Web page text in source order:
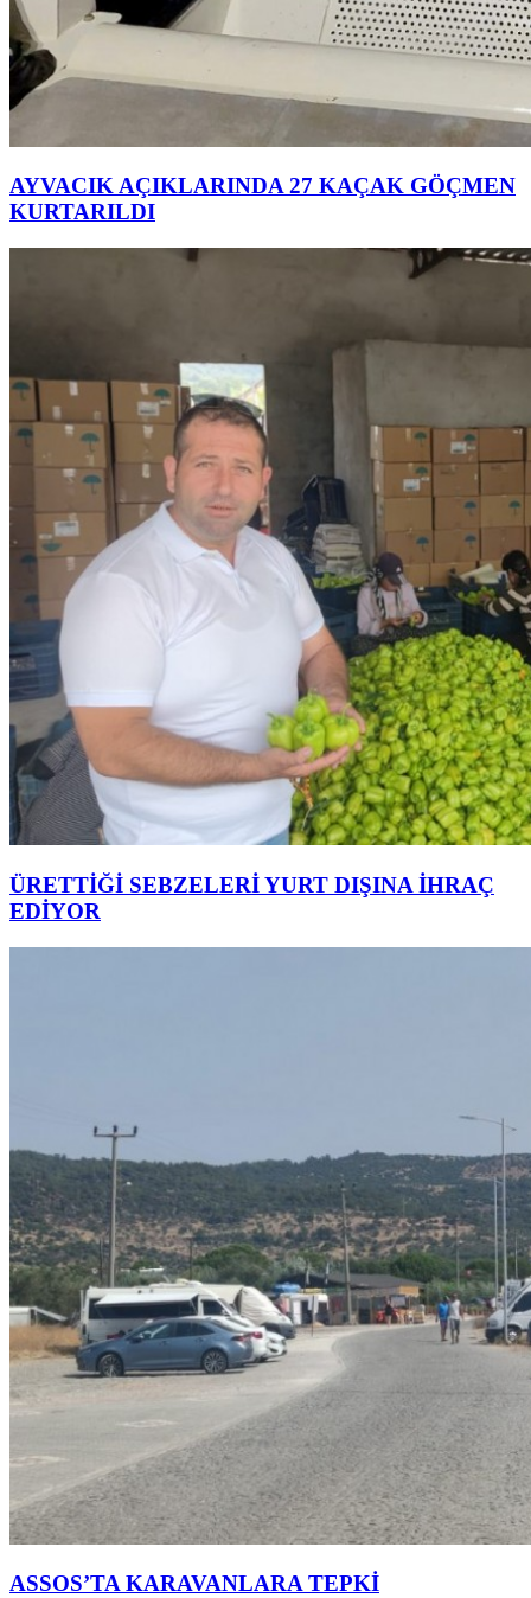
AYVACIK AÇIKLARINDA 27 KAÇAK GÖÇMEN
KURTARILDI
ÜRETTİĞİ SEBZELERİ YURT DIŞINA İHRAÇ
EDİYOR
ASSOS’TA KARAVANLARA TEPKİ